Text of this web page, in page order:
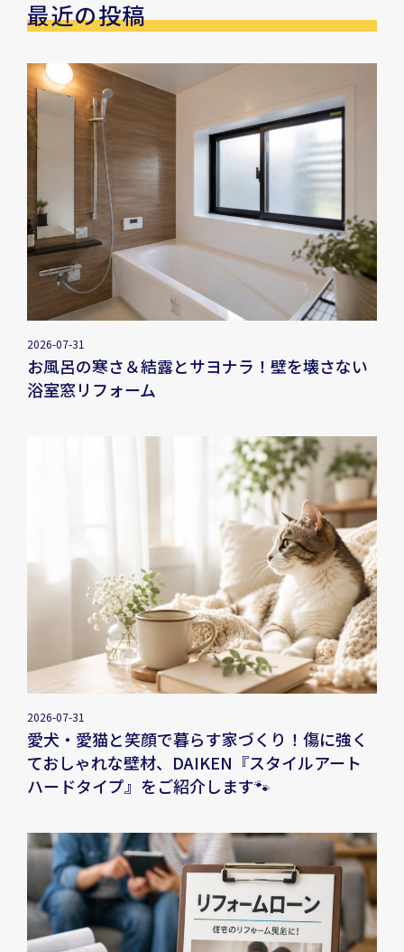
最近の投稿
2026-07-31
お風呂の寒さ＆結露とサヨナラ！壁を壊さない
浴室窓リフォーム
2026-07-31
愛犬・愛猫と笑顔で暮らす家づくり！傷に強く
ておしゃれな壁材、DAIKEN『スタイルアート
ハードタイプ』をご紹介します🐾